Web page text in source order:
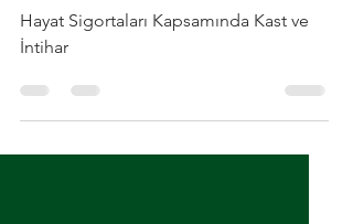
Hayat Sigortaları Kapsamında
Kast ve İntihar
Hayat Sigortaları Kapsamında Kast ve
İntihar